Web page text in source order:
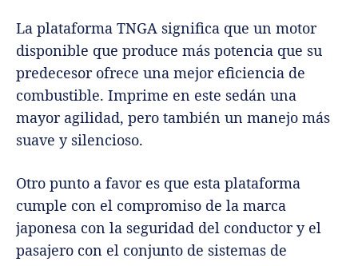
La plataforma TNGA significa que un motor
disponible que produce más potencia que su
predecesor ofrece una mejor eficiencia de
combustible. Imprime en este sedán una
mayor agilidad, pero también un manejo más
suave y silencioso.
Otro punto a favor es que esta plataforma
cumple con el compromiso de la marca
japonesa con la seguridad del conductor y el
pasajero con el conjunto de sistemas de